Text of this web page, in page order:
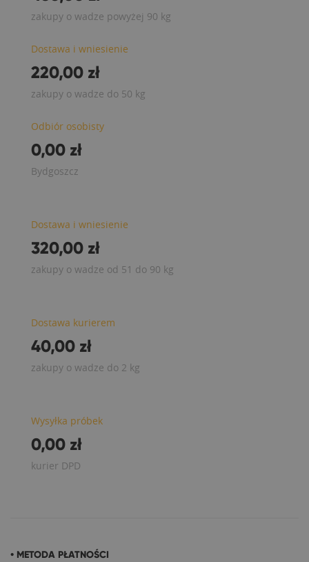
zakupy o wadze powyżej 90 kg
Dostawa i wniesienie
220,00 zł
zakupy o wadze do 50 kg
Odbiór osobisty
0,00 zł
Bydgoszcz
Dostawa i wniesienie
320,00 zł
zakupy o wadze od 51 do 90 kg
Dostawa kurierem
40,00 zł
zakupy o wadze do 2 kg
Wysyłka próbek
0,00 zł
kurier DPD
• METODA PŁATNOŚCI